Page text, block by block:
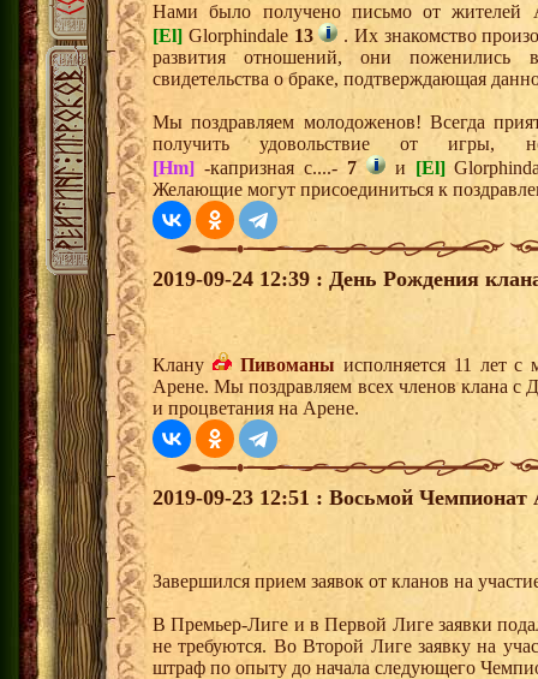
Нами было получено письмо от
[El] Glorphindale 13
. Их знакомство
развития отношений, они поженились
свидетельства о браке, подтверждающая
Мы поздравляем молодоженов! Всегда
получить удовольствие от
[Hm] -капризная с....- 7 и [El]
Желающие могут присоединиться к
2019-09-24 12:39 : День Рождения
Клану Пивоманы исполняется 11 лет с
Арене. Мы поздравляем всех членов клана с
и процветания на Арене.
2019-09-23 12:51 : Восьмой
Завершился прием заявок от кланов на
В Премьер-Лиге и в Первой Лиге заявки
не требуются. Во Второй Лиге заявку на
штраф по опыту до начала следующего